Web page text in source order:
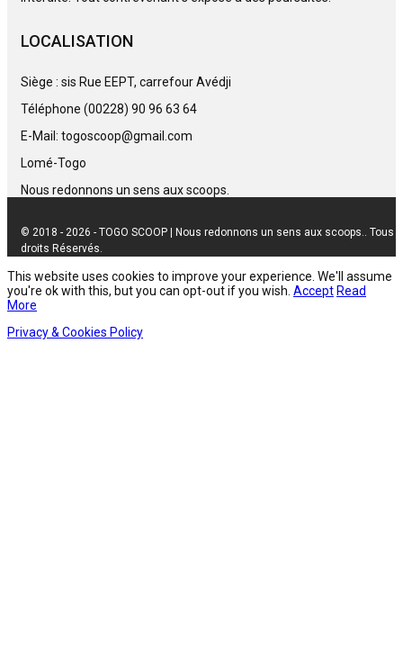
LOCALISATION
Siège : sis Rue EEPT, carrefour Avédji
Téléphone (00228) 90 96 63 64
E-Mail: togoscoop@gmail.com
Lomé-Togo
Nous redonnons un sens aux scoops.
© 2018 - 2026 - TOGO SCOOP | Nous redonnons un sens aux scoops.. Tous
droits Réservés.
This website uses cookies to improve your experience. We'll assume
you're ok with this, but you can opt-out if you wish. Accept Read
More
Privacy & Cookies Policy